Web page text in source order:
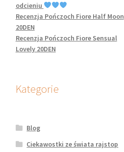
odcieniu
Recenzja Pończoch Fiore Half Moon
20DEN
Recenzja Pończoch Fiore Sensual
Lovely 20DEN
Kategorie
Blog
Ciekawostki ze świata rajstop